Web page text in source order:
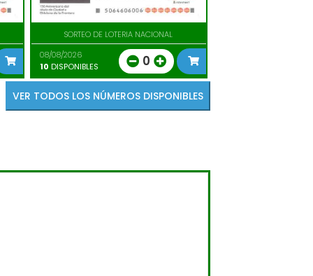
SORTEO DE LOTERIA NACIONAL
08/08/2026
10 DISPONIBLES 0
VER TODOS LOS NÚMEROS DISPONIBLES